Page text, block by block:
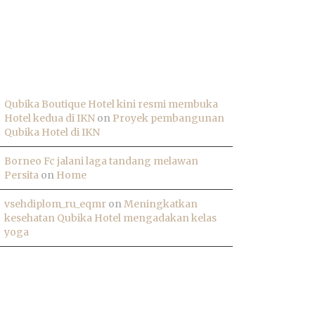
Qubika Boutique Hotel kini resmi membuka
Hotel kedua di IKN on Proyek pembangunan
Qubika Hotel di IKN
Borneo Fc jalani laga tandang melawan
Persita on Home
vsehdiplom_ru_eqmr onMeningkatkan
kesehatan Qubika Hotel mengadakan kelas
yoga